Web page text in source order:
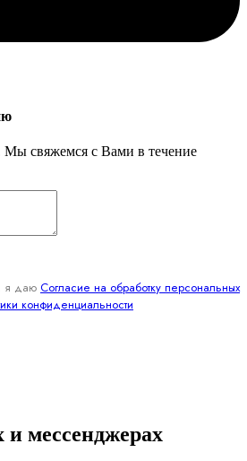
Мы свяжемся с Вами в течение
я даю Согласие на обработку персональных
конфиденциальности
мессенджерах